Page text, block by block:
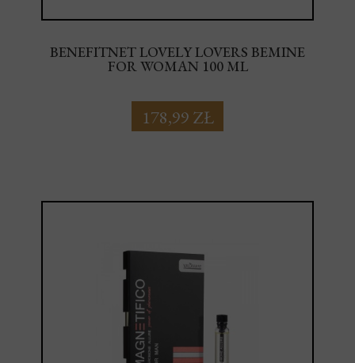
BENEFITNET LOVELY LOVERS BEMINE
FOR WOMAN 100 ML
178,99 ZŁ